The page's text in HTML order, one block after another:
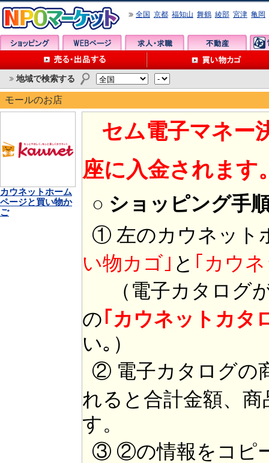
全国 京都 福知山 舞鶴 綾部 宮津 亀岡
地域で検索する
モールのお店
カウネットホーム
ページと買い物か
ご
セム電子マネー
座に入金されます
○ ショッピング手
① 左のカウネット
い物カゴ｣ と ｢カウ
（電子カタログ
の｢カウネットカタ
い｡）
② 電子カタログの
れると合計金額、
す。
③ ②の情報をコピ